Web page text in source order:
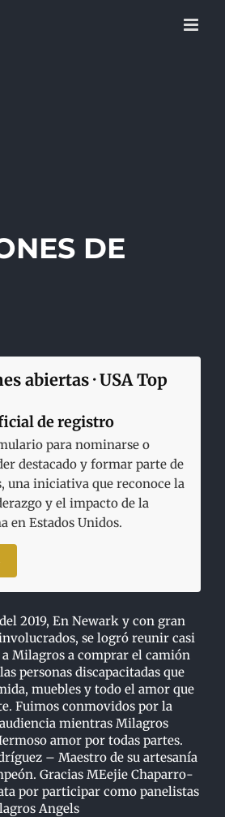
DE
abiertas · USA Top
de registro
para nominarse o
destacado y formar parte de
una iniciativa que reconoce la
y el impacto de la
en Estados Unidos.
2019, En Newark y con gran
se logró reunir casi
a Milagros a comprar el camión
personas discapacitadas que
muebles y todo el amor que
Fuimos conmovidos por la
mientras Milagros
amor por todas partes.
– Maestro de su artesanía
Gracias MEejie Chaparro-
por participar como panelistas
Angels